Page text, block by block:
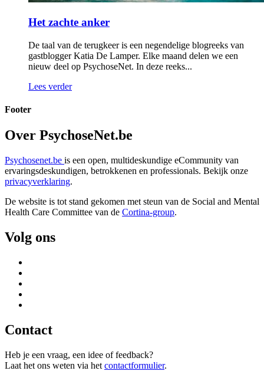
Het zachte anker
De taal van de terugkeer is een negendelige blogreeks van
gastblogger Katia De Lamper. Elke maand delen we een
nieuw deel op PsychoseNet. In deze reeks...
Lees verder
Footer
Over PsychoseNet.be
Psychosenet.be is een open, multideskundige eCommunity van
ervaringsdeskundigen, betrokkenen en professionals. Bekijk onze
privacyverklaring.
De website is tot stand gekomen met steun van de Social and Mental
Health Care Committee van de Cortina-group.
Volg ons
Contact
Heb je een vraag, een idee of feedback?
Laat het ons weten via het contactformulier.